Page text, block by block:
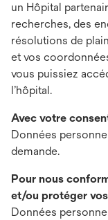
un Hôpital
recherches, des
résolutions de
et vos
vous puissiez
l’hôpital.
Avec votre
Données
demande.
Pour nous
et/ou protéger
Données